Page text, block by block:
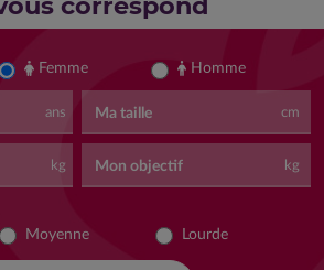
Femme Homme
ans Ma taille cm
kg Mon objectif kg
Moyenne Lourde